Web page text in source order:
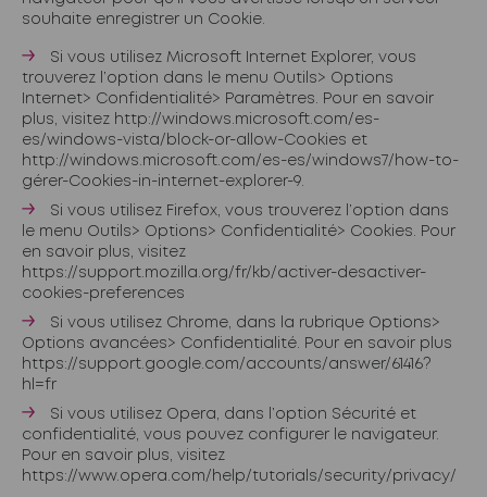
souhaite enregistrer un Cookie.
Si vous utilisez Microsoft Internet Explorer, vous
trouverez l’option dans le menu Outils> Options
Internet> Confidentialité> Paramètres. Pour en savoir
plus, visitez http://windows.microsoft.com/es-
es/windows-vista/block-or-allow-Cookies et
http://windows.microsoft.com/es-es/windows7/how-to-
gérer-Cookies-in-internet-explorer-9
Si vous utilisez Firefox, vous trouverez l’option dans
le menu Outils> Options> Confidentialité> Cookies. Pour
en savoir plus, visitez
https://support.mozilla.org/fr/kb/activer-desactiver-
cookies-preferences
Si vous utilisez Chrome, dans la rubrique Options>
Options avancées> Confidentialité. Pour en savoir plus
https://support.google.com/accounts/answer/61416?
hl=fr
Si vous utilisez Opera, dans l’option Sécurité et
confidentialité, vous pouvez configurer le navigateur.
Pour en savoir plus, visitez
https://www.opera.com/help/tutorials/security/privacy/